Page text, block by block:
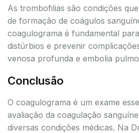
As trombofilias são condições
de formação de coágulos
coagulograma é fundamental
distúrbios e prevenir
venosa profunda e embolia
Conclusão
O coagulograma é um exame
avaliação da coagulação
diversas condições médicas. Na